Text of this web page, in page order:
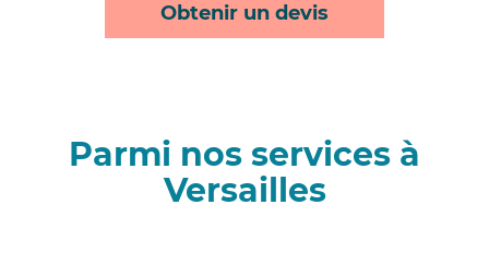
Obtenir un devis
Parmi nos services à
Versailles